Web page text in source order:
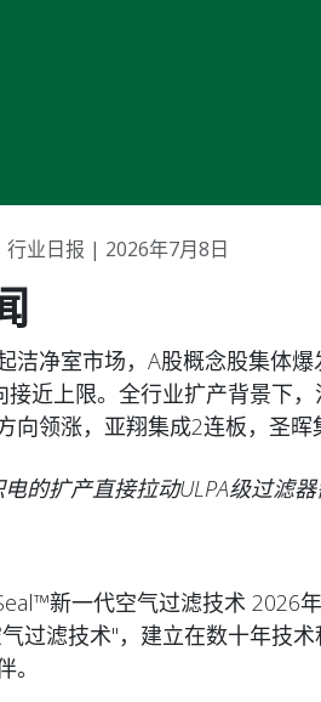
行业日报 | 2026年7月8日
洁净室市场，A股概念股集体
接近上限。全行业扩产背景下
向领涨，亚翔集成2连板，圣晖
的扩产直接拉动ULPA级过滤
新一代空气过滤技术 2026
过滤技术"，建立在数十年技
。